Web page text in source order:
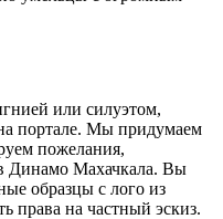
или силуэтом,
портале. Мы придумаем
пожелания,
Динамо Махачкала. Вы
образцы с лого из
права на частный эскиз.